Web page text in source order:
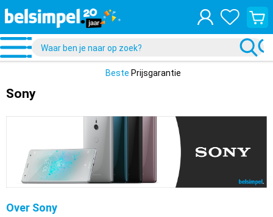
Bekijk
je
Beste Prijsgarantie
Sony
Over Sony